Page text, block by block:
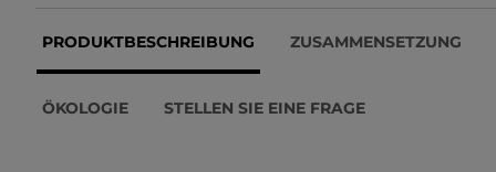
PRODUKTBESCHREIBUNG ZUSAMMENSETZUNG
ÖKOLOGIE STELLEN SIE EINE FRAGE